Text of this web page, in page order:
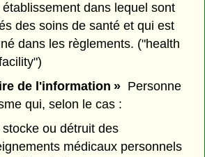
dans lequel sont
des soins de santé et qui est
dans les règlements. ("health
de l'information »Personne
qui, selon le cas :
ou détruit des
médicaux personnels